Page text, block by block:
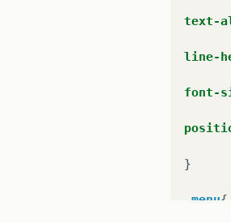
text-
line-
font-
}
menu{